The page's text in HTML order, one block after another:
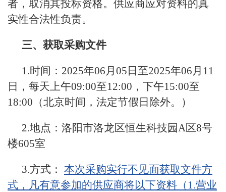
者，取消其投标资格。供应商应对资料的真
实性合法性负责。
三、获取采购文件
1.时间：2025年06月05日至2025年06月11
日，每天上午09:00至12:00，下午15:00至
18:00（北京时间，法定节假日除外。）
2.地点：洛阳市洛龙区恒生科技园A区8号
楼605室
3.方式： 本次采购实行不见面获取文件方
式，凡有意参加的供应商将以下资料（1.营业